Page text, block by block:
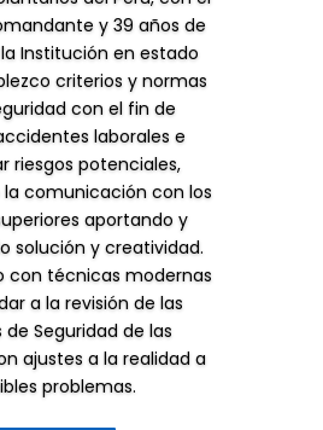
y 39 años de
Institución en estado
criterios y normas
con el fin de
laborales e
riesgos potenciales,
comunicación con los
aportando y
solución y creatividad.
con técnicas modernas
a la revisión de las
de Seguridad de las
ajustes a la realidad a
problemas.